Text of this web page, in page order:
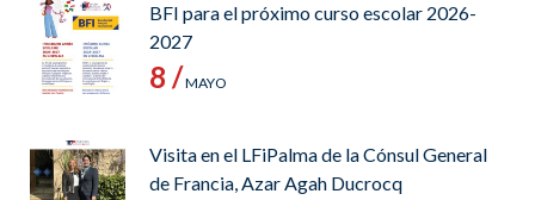
BFI para el próximo curso escolar 2026-
2027
8 /MAYO
Visita en el LFiPalma de la Cónsul General
de Francia, Azar Agah Ducrocq